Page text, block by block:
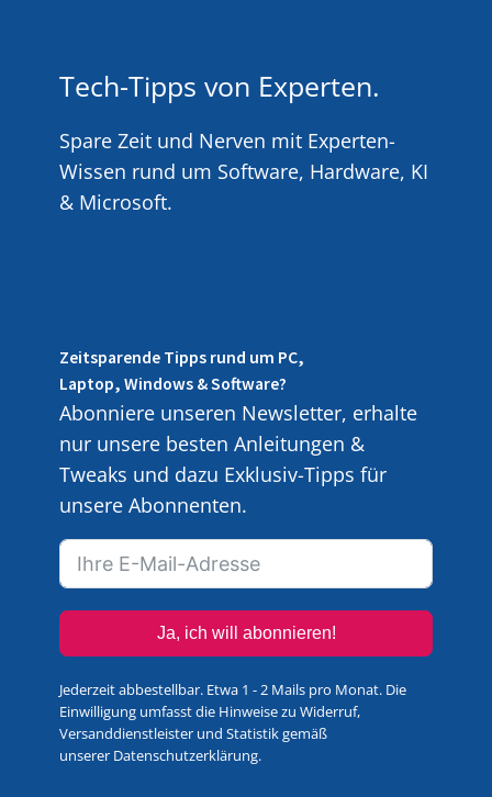
Tech-Tipps von Experten.
Spare Zeit und Nerven mit Experten-
Wissen rund um Software, Hardware, KI
& Microsoft.
Zeitsparende Tipps rund um PC,
Laptop, Windows & Software?
Abonniere unseren Newsletter, erhalte
nur unsere besten Anleitungen &
Tweaks und dazu Exklusiv-Tipps für
unsere Abonnenten.
Ja, ich will abonnieren!
Jederzeit abbestellbar. Etwa 1 - 2 Mails pro Monat. Die
Einwilligung umfasst die Hinweise zu Widerruf,
Versanddienstleister und Statistik gemäß
unserer Datenschutzerklärung.